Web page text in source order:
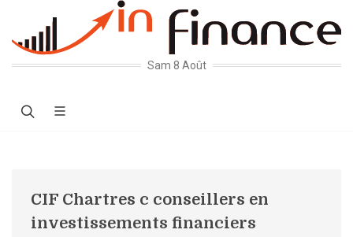
Sam 8 Août
CIF Chartres c conseillers en
investissements financiers